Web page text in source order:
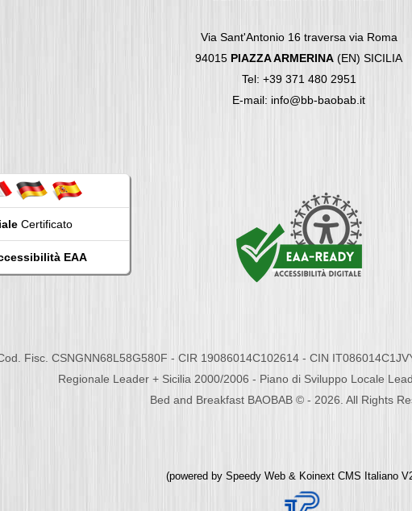
Via Sant'Antonio 16 traversa via Roma
94015 PIAZZA ARMERINA (EN) SICILIA
Tel: +39 371 480 2951
E-mail: info@bb-baobab.it
Certificato
EAA
Fisc. CSNGNN68L58G580F - CIR 19086014C102614 - CIN
Regionale Leader + Sicilia 2000/2006 - Piano di Sviluppo Locale
Bed and Breakfast BAOBAB © - 2026. All Rights
(powered by Speedy Web & Koinext CMS Italiano